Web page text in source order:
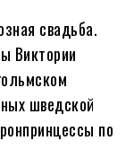
свадьба.
Виктории
шведской
по